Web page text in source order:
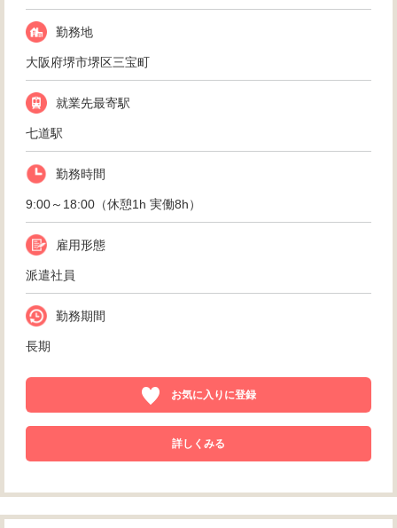
勤務地
大阪府堺市堺区三宝町
就業先最寄駅
七道駅
勤務時間
9:00～18:00（休憩1h 実働8h）
雇用形態
派遣社員
勤務期間
長期
お気に入りに登録
詳しくみる